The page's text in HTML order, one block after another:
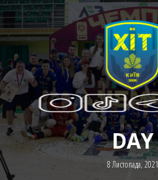
DAY
8 Листопада, 2021